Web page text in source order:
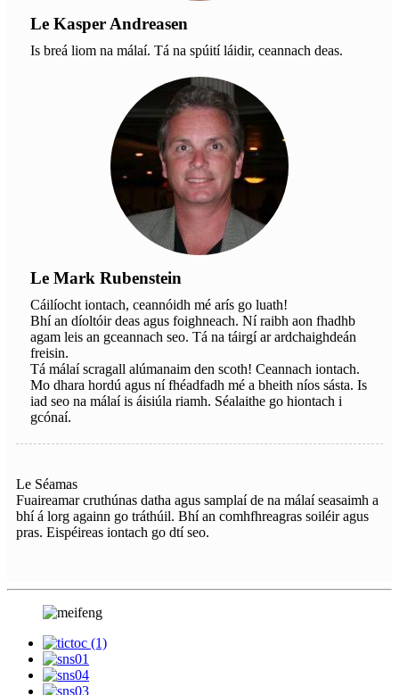
Le Kasper Andreasen
Is breá liom na málaí. Tá na spúití láidir, ceannach deas.
Le Mark Rubenstein
Cáilíocht iontach, ceannóidh mé arís go luath!
Bhí an díoltóir deas agus foighneach. Ní raibh aon fhadhb
agam leis an gceannach seo. Tá na táirgí ar ardchaighdeán
freisin.
Tá málaí scragall alúmanaim den scoth! Ceannach iontach.
Mo dhara hordú agus ní fhéadfadh mé a bheith níos sásta. Is
iad seo na málaí is áisiúla riamh. Séalaithe go hiontach i
gcónaí.
Le Séamas
Fuaireamar cruthúnas datha agus samplaí de na málaí seasaimh a
bhí á lorg againn go tráthúil. Bhí an comhfhreagras soiléir agus
pras. Eispéireas iontach go dtí seo.